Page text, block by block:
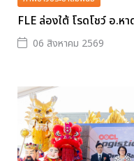
FLE ล่องใต้ โรดโชว์ อ.
06 สิงหาคม 2569